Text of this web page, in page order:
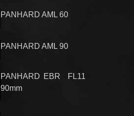
PANHARD AML 60
PANHARD AML 90
PANHARD EBR FL11
90mm